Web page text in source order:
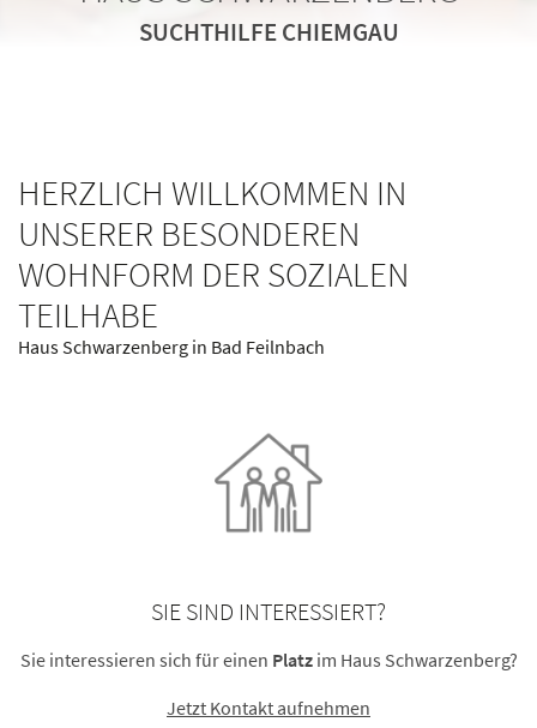
SUCHTHILFE CHIEMGAU
SUCHTHILFE CHIEMGAU
SUCHTHILFE CHIEMGAU
HERZLICH WILLKOMMEN IN
UNSERER BESONDEREN
WOHNFORM DER SOZIALEN
TEILHABE
Haus Schwarzenberg in Bad Feilnbach
SIE SIND INTERESSIERT?
Sie interessieren sich für einen Platzim Haus Schwarzenberg?
Jetzt Kontakt aufnehmen